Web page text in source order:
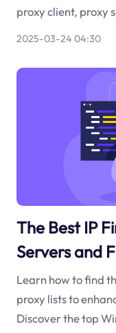
proxy client, proxy
2025-03-24 04:30
The Best IP
Servers and
Learn how to find
proxy lists to
Discover the top